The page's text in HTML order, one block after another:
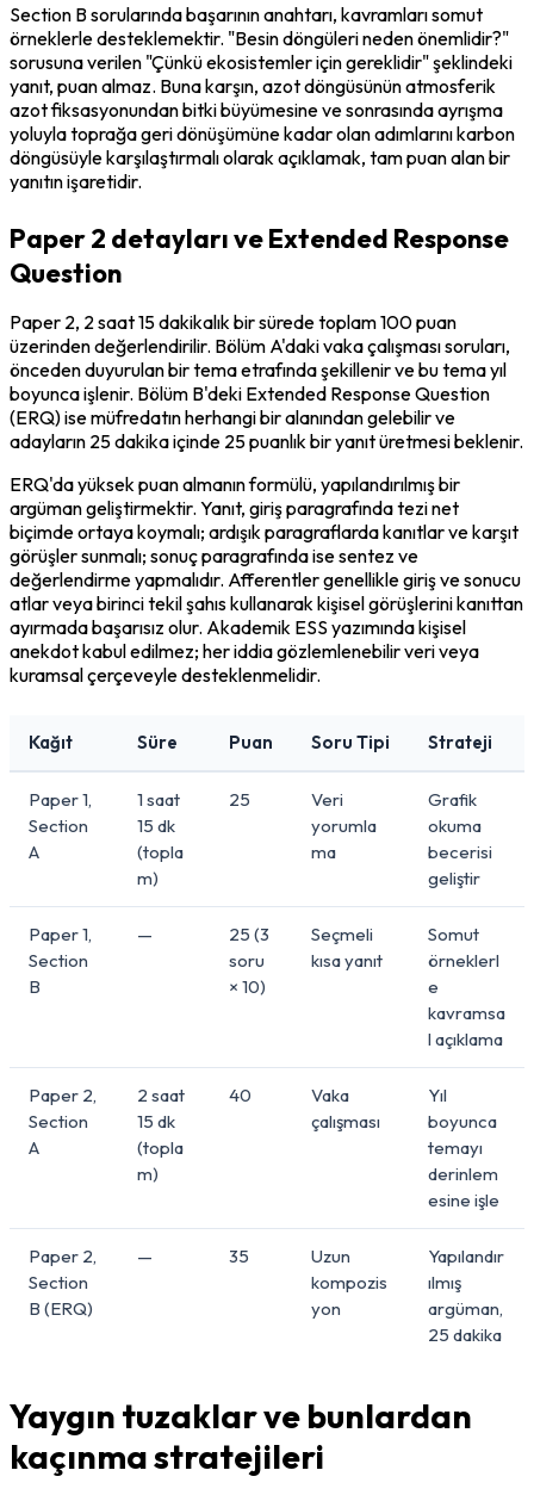
Section B sorularında başarının anahtarı, kavramları somut
örneklerle desteklemektir. "Besin döngüleri neden önemlidir?"
sorusuna verilen "Çünkü ekosistemler için gereklidir" şeklindeki
yanıt, puan almaz. Buna karşın, azot döngüsünün atmosferik
azot fiksasyonundan bitki büyümesine ve sonrasında ayrışma
yoluyla toprağa geri dönüşümüne kadar olan adımlarını karbon
döngüsüyle karşılaştırmalı olarak açıklamak, tam puan alan bir
yanıtın işaretidir.
Paper 2 detayları ve Extended Response
Question
Paper 2, 2 saat 15 dakikalık bir sürede toplam 100 puan
üzerinden değerlendirilir. Bölüm A'daki vaka çalışması soruları,
önceden duyurulan bir tema etrafında şekillenir ve bu tema yıl
boyunca işlenir. Bölüm B'deki Extended Response Question
(ERQ) ise müfredatın herhangi bir alanından gelebilir ve
adayların 25 dakika içinde 25 puanlık bir yanıt üretmesi beklenir.
ERQ'da yüksek puan almanın formülü, yapılandırılmış bir
argüman geliştirmektir. Yanıt, giriş paragrafında tezi net
biçimde ortaya koymalı; ardışık paragraflarda kanıtlar ve karşıt
görüşler sunmalı; sonuç paragrafında ise sentez ve
değerlendirme yapmalıdır. Afferentler genellikle giriş ve sonucu
atlar veya birinci tekil şahıs kullanarak kişisel görüşlerini kanıttan
ayırmada başarısız olur. Akademik ESS yazımında kişisel
anekdot kabul edilmez; her iddia gözlemlenebilir veri veya
kuramsal çerçeveyle desteklenmelidir.
Kağıt Süre Puan Soru Tipi Strateji
Paper 1,
Section
A
1 saat
15 dk
(topla
m)
25
Veri
yorumla
ma
Grafik
okuma
becerisi
geliştir
Paper 1,
Section
B
—
25 (3
soru
× 10)
Seçmeli
kısa yanıt
Somut
örneklerl
e
kavramsa
l açıklama
Paper 2,
Section
A
2 saat
15 dk
(topla
m)
40
Vaka
çalışması
Yıl
boyunca
temayı
derinlem
esine işle
Paper 2,
Section
B (ERQ)
— 35
Uzun
kompozis
yon
Yapılandır
ılmış
argüman,
25 dakika
Yaygın tuzaklar ve bunlardan
kaçınma stratejileri